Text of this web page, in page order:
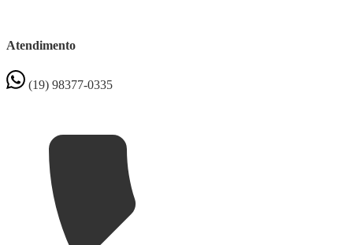
Atendimento
(19) 98377-0335